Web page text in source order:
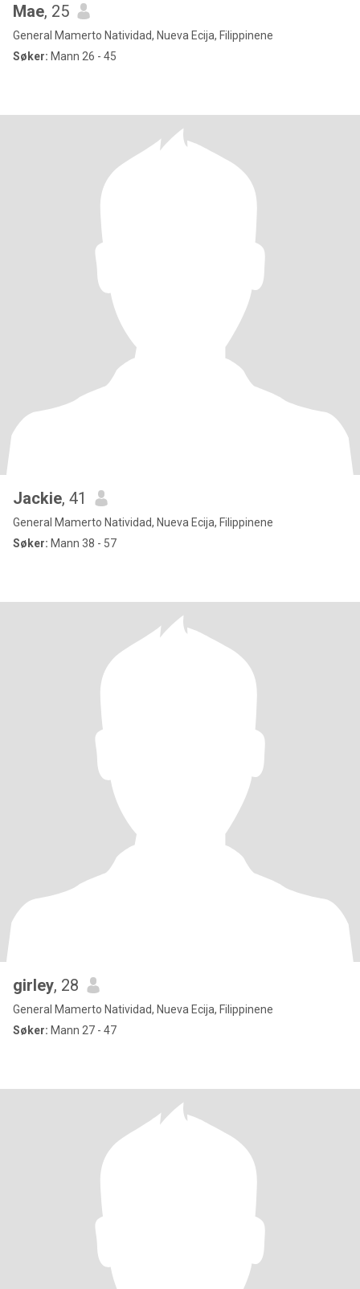
Mae, 25
General Mamerto Natividad, Nueva Ecija, Filippinene
Søker: Mann 26 - 45
Jackie, 41
General Mamerto Natividad, Nueva Ecija, Filippinene
Søker: Mann 38 - 57
girley, 28
General Mamerto Natividad, Nueva Ecija, Filippinene
Søker: Mann 27 - 47